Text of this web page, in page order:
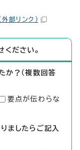
外部リンク）
ださい。
か？（複数回答
要点が伝わらな
ましたらご記入